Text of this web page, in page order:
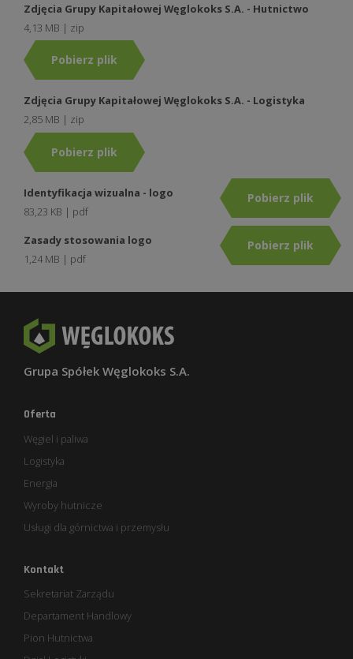
Zdjęcia Grupy Kapitałowej Węglokoks S.A. - Hutnictwo
4,13 MB | zip
Pobierz plik
Zdjęcia Grupy Kapitałowej Węglokoks S.A. - Logistyka
2,85 MB | zip
Pobierz plik
Identyfikacja wizualna - logo
83,23 KB | pdf
Pobierz plik
Zasady stosowania logo
1,24 MB | pdf
Pobierz plik
Grupa Spółek Węglokoks S.A.
Oferta
Węgiel i paliwa
Logistyka
Energia
Wyroby hutnicze
Usługi dla górnictwa i przemysłu
Kontakt
Sekretariat Zarządu
Departament Handlowy
Pion Hutnictwa